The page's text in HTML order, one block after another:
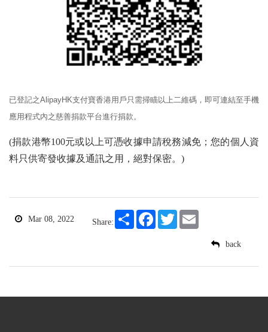
已登記之AlipayHK支付寶香港用戶只需掃瞄以上二維碼，即可連結至手機
應用程式內之慈善捐款平台進行捐款。
(捐款港幣100元或以上可憑收據申請稅務減免；您的個人資
料只供寄發收據及通訊之用，絕對保密。)
Mar 08, 2022 Share:
Share FacebookTwitterEmail
back